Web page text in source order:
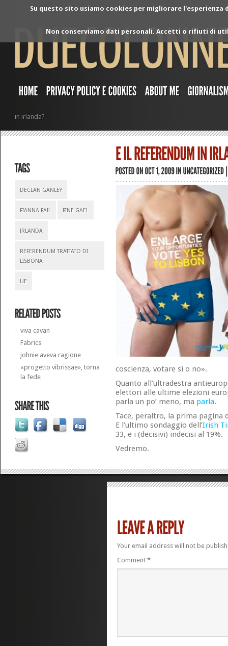
Su questo sito usiamo cookies per migliorare
Non conserviamo dati personali. Accetti o rifiuti di
in irlanda?
DECLAN GANLEY
FIANNA FAIL FINE GAEL
IRLANDA
REFERENDUM TRATTATO DI
LISBONA
UE
viva cavan
Fabrics
johnie aveva ragione
«progetto vibrissae», torna
la fede
coscienza, votare sì o no».
Quanto all’ultradestra
elettori alle ultime elezioni
parla un po’ meno, ma parla.
Tace, peraltro, la prima pagina
E l’ultimo sondaggio dell’Irish
33, e i (decisivi) indecisi al 19%.
Vedremo.
Your email address will not be
Comment *